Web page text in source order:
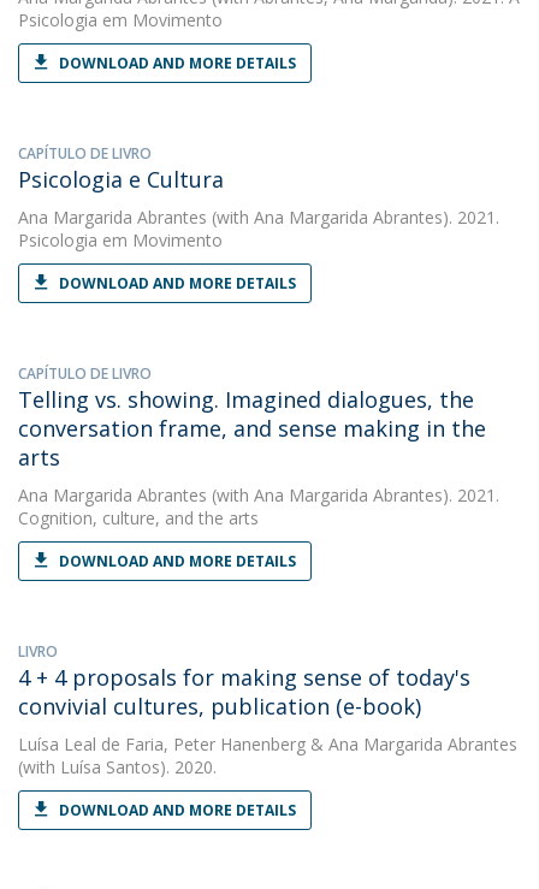
Psicologia em Movimento
DOWNLOAD AND MORE DETAILS
CAPÍTULO DE LIVRO
Psicologia e Cultura
Ana Margarida Abrantes (with Ana Margarida Abrantes). 2021.
Psicologia em Movimento
DOWNLOAD AND MORE DETAILS
CAPÍTULO DE LIVRO
Telling vs. showing. Imagined dialogues, the
conversation frame, and sense making in the
arts
Ana Margarida Abrantes (with Ana Margarida Abrantes). 2021.
Cognition, culture, and the arts
DOWNLOAD AND MORE DETAILS
LIVRO
4 + 4 proposals for making sense of today's
convivial cultures, publication (e-book)
Luísa Leal de Faria, Peter Hanenberg & Ana Margarida Abrantes
(with Luísa Santos). 2020.
DOWNLOAD AND MORE DETAILS